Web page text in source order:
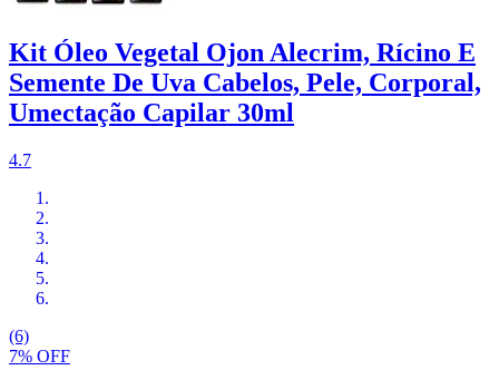
Kit Óleo Vegetal Ojon Alecrim, Rícino E
Semente De Uva Cabelos, Pele, Corporal,
Umectação Capilar 30ml
4.7
(6)
7% OFF